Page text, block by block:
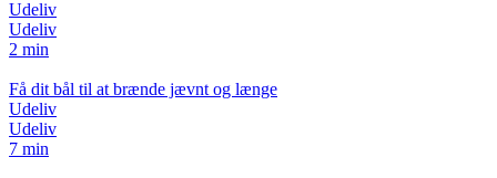
Udeliv
Udeliv
2 min
Få dit bål til at brænde jævnt og længe
Udeliv
Udeliv
7 min